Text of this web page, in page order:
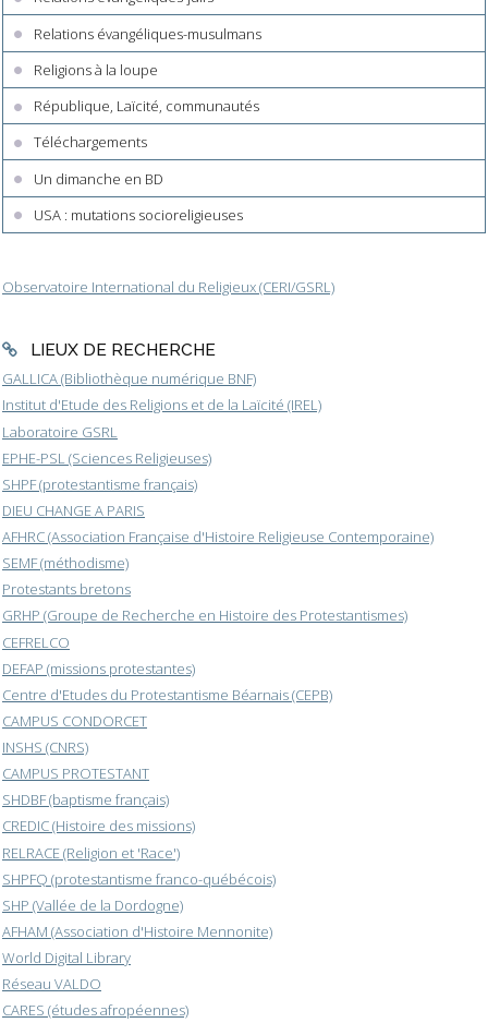
Relations évangéliques-musulmans
Religions à la loupe
République, Laïcité, communautés
Téléchargements
Un dimanche en BD
USA : mutations socioreligieuses
Observatoire International du Religieux (CERI/GSRL)
LIEUX DE RECHERCHE
GALLICA (Bibliothèque numérique BNF)
Institut d'Etude des Religions et de la Laïcité (IREL)
Laboratoire GSRL
EPHE-PSL (Sciences Religieuses)
SHPF (protestantisme français)
DIEU CHANGE A PARIS
AFHRC (Association Française d'Histoire Religieuse Contemporaine)
SEMF (méthodisme)
Protestants bretons
GRHP (Groupe de Recherche en Histoire des Protestantismes)
CEFRELCO
DEFAP (missions protestantes)
Centre d'Etudes du Protestantisme Béarnais (CEPB)
CAMPUS CONDORCET
INSHS (CNRS)
CAMPUS PROTESTANT
SHDBF (baptisme français)
CREDIC (Histoire des missions)
RELRACE (Religion et 'Race')
SHPFQ (protestantisme franco-québécois)
SHP (Vallée de la Dordogne)
AFHAM (Association d'Histoire Mennonite)
World Digital Library
Réseau VALDO
CARES (études afropéennes)